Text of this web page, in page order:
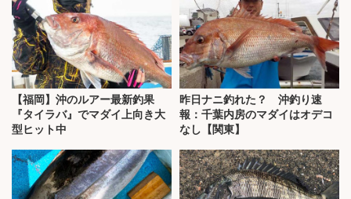
【福岡】沖のルアー最新釣果
『タイラバ』でマダイ上向き大
型ヒット中
昨日ナニ釣れた？ 沖釣り速
報：千葉内房のマダイはオデコ
なし【関東】